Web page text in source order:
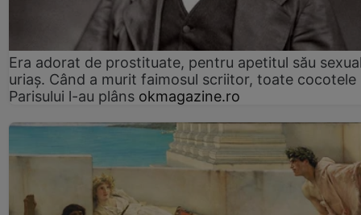
Era adorat de prostituate, pentru apetitul său
uriaș. Când a murit faimosul scriitor, toate cocotele
Parisului l-au plâns okmagazine.ro